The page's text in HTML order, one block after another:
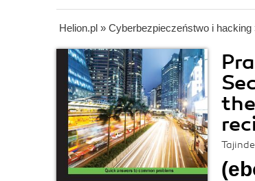
Helion.pl » Cyberbezpieczeństwo i hacking